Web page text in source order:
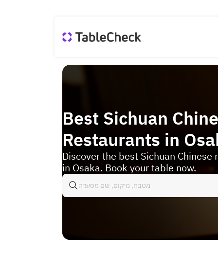
Best Sichuan
Restaurants in
Discover the best Sichuan Chinese
in Osaka. Book your table now.